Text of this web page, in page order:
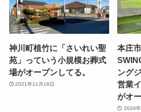
神川町植竹に「さいれい聖
苑」っていう小規模お葬式
場がオープンしてる。
2021年11月16日
本庄
ング
営業
がオ
2026